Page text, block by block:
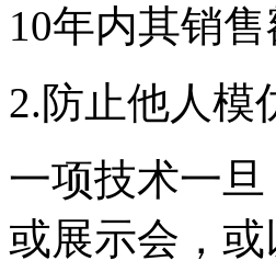
10年内其销
2.防止他人模
一项技术一
或展示会，